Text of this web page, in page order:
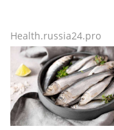
Health.russia24.pro